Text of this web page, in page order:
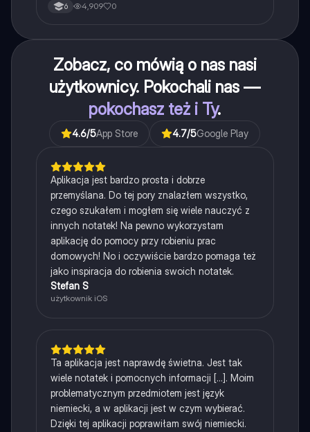
6 4,909 0
Zobacz, co mówią o nas nasi
użytkownicy. Pokochali nas —
pokochasz też i Ty.
4.6/5App Store 4.7/5Google Play
Aplikacja jest bardzo prosta i dobrze
przemyślana. Do tej pory znalazłem wszystko,
czego szukałem i mogłem się wiele nauczyć z
innych notatek! Na pewno wykorzystam
aplikację do pomocy przy robieniu prac
domowych! No i oczywiście bardzo pomaga też
jako inspiracja do robienia swoich notatek.
Stefan S
użytkownik iOS
Ta aplikacja jest naprawdę świetna. Jest tak
wiele notatek i pomocnych informacji [...]. Moim
problematycznym przedmiotem jest język
niemiecki, a w aplikacji jest w czym wybierać.
Dzięki tej aplikacji poprawiłam swój niemiecki.